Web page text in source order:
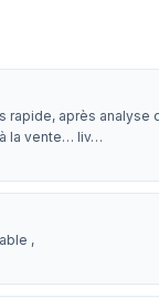
après analyse
la vente… liv…
,